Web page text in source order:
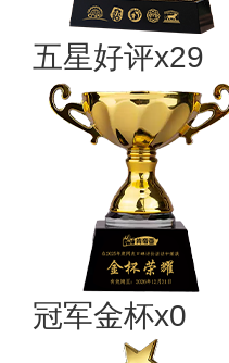
五星好评x29
冠军金杯x0